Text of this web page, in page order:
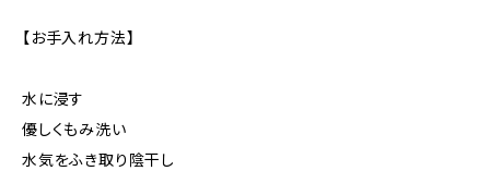
【お手入れ方法】
水に浸す
優しくもみ洗い
水気をふき取り陰干し